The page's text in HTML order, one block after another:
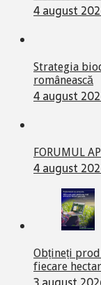
4 august
4 august
Obțineți
3 august